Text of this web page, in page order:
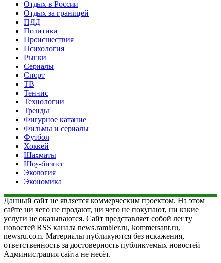
Отдых в России
Отдых за границей
ПДД
Политика
Происшествия
Психология
Рынки
Сериалы
Спорт
ТВ
Теннис
Технологии
Тренды
Фигурное катание
Фильмы и сериалы
Футбол
Хоккей
Шахматы
Шоу-бизнес
Экология
Экономика
Данный сайт не является коммерческим проектом. На этом
сайте ни чего не продают, ни чего не покупают, ни какие
услуги не оказываются. Сайт представляет собой ленту
новостей RSS канала news.rambler.ru, kommersant.ru,
newsru.com. Материалы публикуются без искажения,
ответственность за достоверность публикуемых новостей
Администрация сайта не несёт.